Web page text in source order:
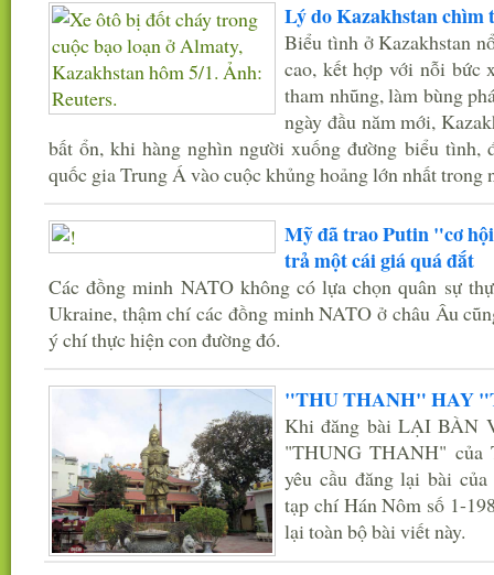
Lý do Kazakhstan chìm
Biểu tình ở Kazakhstan
cao, kết hợp với nỗi bức
tham nhũng, làm bùng
ngày đầu năm mới,
bất ổn, khi hàng nghìn người xuống đường biểu tình,
quốc gia Trung Á vào cuộc khủng hoảng lớn nhất trong
Mỹ đã trao Putin "cơ
trả một cái giá quá đắt
Các đồng minh NATO không có lựa chọn quân sự
Ukraine, thậm chí các đồng minh NATO ở châu Âu
ý chí thực hiện con đường đó.
"THU THANH" HAY
Khi đăng bài LẠI BÀN
"THUNG THANH" của
yêu cầu đăng lại bài
tạp chí Hán Nôm số 1-
lại toàn bộ bài viết này.